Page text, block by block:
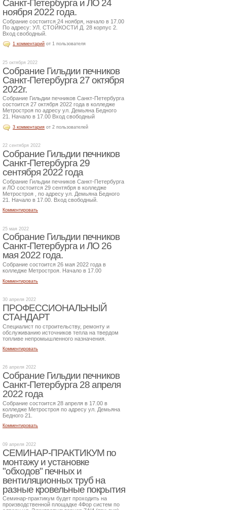
Санкт-Петербурга и ЛО 24
ноября 2022 года.
Собрание состоится 24 ноября, начало в 17.00
По адресу: УЛ. СТОЙКОСТИ Д. 28 корпус 2.
Вход свободный.
1 комментарий от 1 пользователя
25 октября 2022
Собрание Гильдии печников
Санкт-Петербурга 27 октября
2022г.
Собрание Гильдии печников Санкт-Петербурга
состоится 27 октября 2022 года в колледже
Метростроя по адресу ул. Демьяна Бедного
21. Начало в 17.00 Вход свободный
3 комментария от 2 пользователей
22 сентября 2022
Собрание Гильдии печников
Санкт-Петербурга 29
сентября 2022 года
Собрание Гильдии печников Санкт-Петербурга
и ЛО состоится 29 сентября в колледже
Метростроя , по адресу ул. Демьяна Бедного
21. Начало в 17.00. Вход свободный.
Комментировать
25 мая 2022
Собрание Гильдии печников
Санкт-Петербурга и ЛО 26
мая 2022 года.
Собрание состоится 26 мая 2022 года в
колледже Метростроя. Начало в 17.00
Комментировать
30 апреля 2022
ПРОФЕССИОНАЛЬНЫЙ
СТАНДАРТ
Специалист по строительству, ремонту и
обслуживанию источников тепла на твердом
топливе непромышленного назначения.
Комментировать
26 апреля 2022
Собрание Гильдии печников
Санкт-Петербурга 28 апреля
2022 года
Собрание состоится 28 апреля в 17.00 в
колледже Метростроя по адресу ул. Демьяна
Бедного 21.
Комментировать
09 апреля 2022
СЕМИНАР-ПРАКТИКУМ по
монтажу и установке
"обходов" печных и
вентиляционных труб на
разные кровельные покрытия
Семинар-практикум будет проходить на
производственной площадке 4Фор систем по